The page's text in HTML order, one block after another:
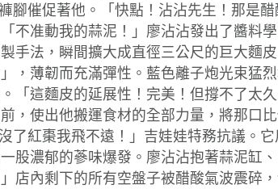
催促著他。「快點！沾沾先生！那是
不准動我的蒜泥！」廖沾沾發出了醬料
手法，瞬間擴大成直徑三公尺的巨大麵
，薄韌而充滿彈性。藍色離子炮光束猛
「這麵皮的延展性！完美！但撐不了太
，使出他搬運食材的全部力量，將那口
紅棗我飛不遠！」吉娃娃特務抗議。
股濃郁的蔘味爆發。廖沾沾抱著蒜泥缸
店內剩下的所有空盤子被醋酸氣波震碎